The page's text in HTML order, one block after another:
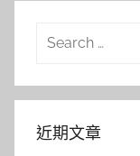
Search
近期文章